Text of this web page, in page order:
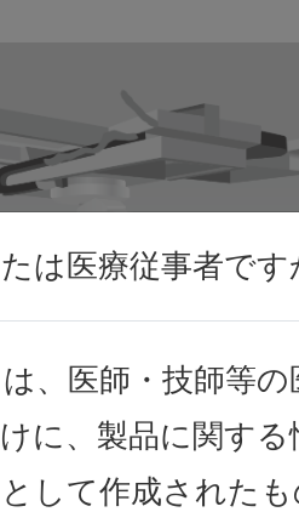
は医療従事者です
、医師・技師等の
に、製品に関する
して作成された